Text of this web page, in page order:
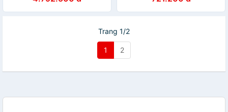
Trang 1/2
1 2